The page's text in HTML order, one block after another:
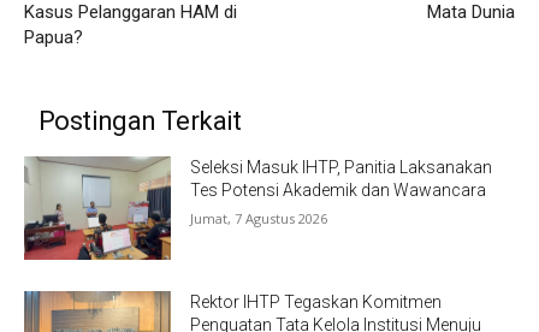
Kasus Pelanggaran HAM di
Papua?
Mata Dunia
Postingan Terkait
Seleksi Masuk IHTP, Panitia Laksanakan
Tes Potensi Akademik dan Wawancara
Jumat, 7 Agustus 2026
Rektor IHTP Tegaskan Komitmen
Penguatan Tata Kelola Institusi Menuju